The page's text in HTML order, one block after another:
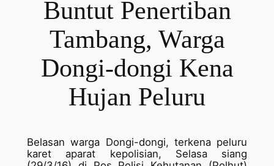
Buntut Penertiban
Tambang, Warga
Dongi-dongi Kena
Hujan Peluru
Belasan warga Dongi-dongi, terkena peluru
karet aparat kepolisian, Selasa siang